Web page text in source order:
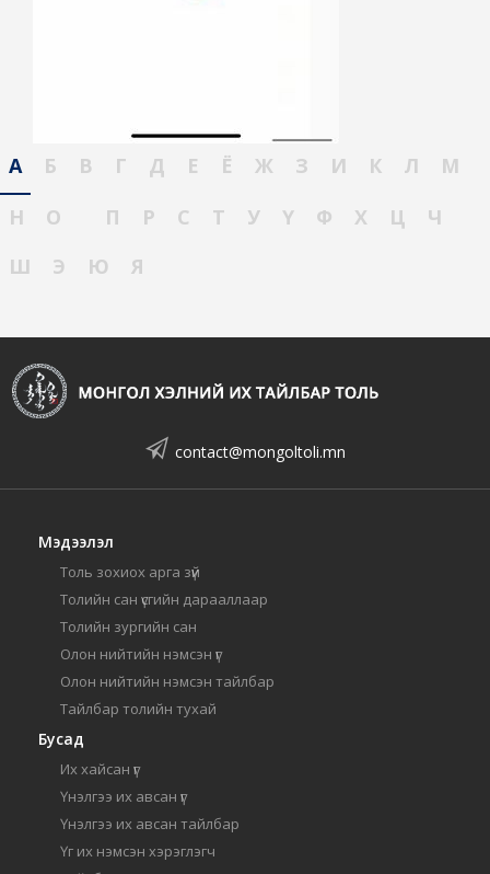
А Б В Г Д Е Ё Ж З И К Л
М
Н
О П Р С Т У Ү Ф Х Ц
Ч
Ш
Э Ю Я
contact@mongoltoli.mn
Мэдээлэл
Толь зохиох арга зүй
Толийн сан үсгийн дарааллаар
Толийн зургийн сан
Олон нийтийн нэмсэн үг
Олон нийтийн нэмсэн тайлбар
Тайлбар толийн тухай
Бусад
Их хайсан үг
Үнэлгээ их авсан үг
Үнэлгээ их авсан тайлбар
Үг их нэмсэн хэрэглэгч